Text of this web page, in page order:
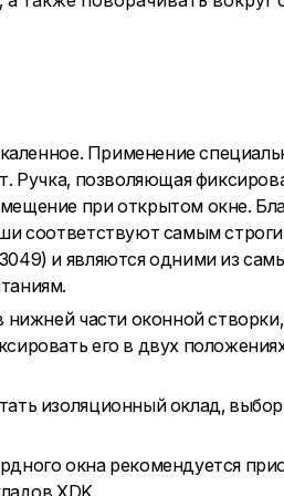
Применение
Ручка, позволяющая
при открытом окне.
соответствуют самым
и являются одними из
части оконной
его в двух
изоляционный оклад,
окна рекомендуется
XDK.